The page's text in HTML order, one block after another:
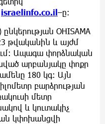
israelinfo.co.il –ը:
ընկերության OHISAMA
թվականին և այժմ
Ապագա փորձնական
արբանյակը փոքր
180 կգ: Այն
բարձրության
մետր
և կուտակիչ
կփոխանցվի